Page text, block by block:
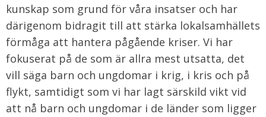
kunskap som grund för våra insatser och har
därigenom bidragit till att stärka lokalsamhällets
förmåga att hantera pågående kriser. Vi har
fokuserat på de som är allra mest utsatta, det
vill säga barn och ungdomar i krig, i kris och på
flykt, samtidigt som vi har lagt särskild vikt vid
att nå barn och ungdomar i de länder som ligger